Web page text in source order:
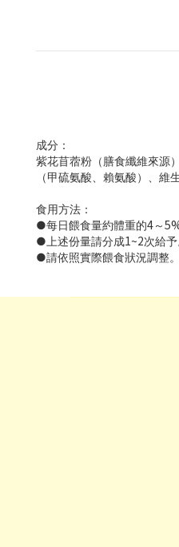
成分：
紫花苜蓿粉（膳食纖維來源
（甲硫氨酸、賴氨酸）、
食用方法：
●每日餵食量約體重的4～5%
●上述份量請分成1~2次給予
●請依照實際餵食狀況調整。